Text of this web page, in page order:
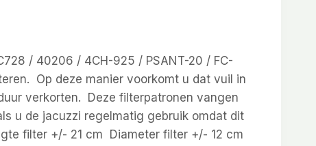
/ 40206 / 4CH-925 / PSANT-20 / FC-
Op deze manier voorkomt u dat vuil in
verkorten. Deze filterpatronen vangen
u de jacuzzi regelmatig gebruik omdat dit
filter +/- 21 cm Diameter filter +/- 12 cm